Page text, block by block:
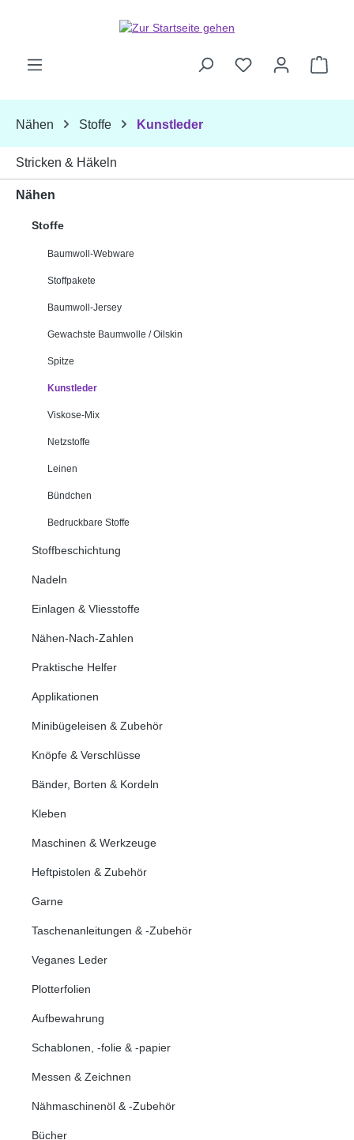
Nähen Stoffe Kunstleder
Stricken & Häkeln
Nähen
Stoffe
Baumwoll-Webware
Stoffpakete
Baumwoll-Jersey
Gewachste Baumwolle / Oilskin
Spitze
Kunstleder
Viskose-Mix
Netzstoffe
Leinen
Bündchen
Bedruckbare Stoffe
Stoffbeschichtung
Nadeln
Einlagen & Vliesstoffe
Nähen-Nach-Zahlen
Praktische Helfer
Applikationen
Minibügeleisen & Zubehör
Knöpfe & Verschlüsse
Bänder, Borten & Kordeln
Kleben
Maschinen & Werkzeuge
Heftpistolen & Zubehör
Garne
Taschenanleitungen & -Zubehör
Veganes Leder
Plotterfolien
Aufbewahrung
Schablonen, -folie & -papier
Messen & Zeichnen
Nähmaschinenöl & -Zubehör
Bücher